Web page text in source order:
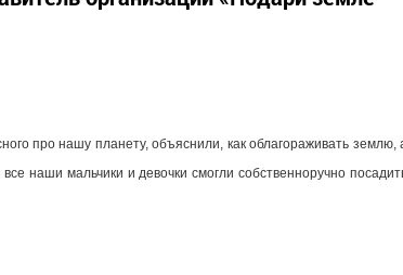
про нашу планету, объяснили, как облагораживать землю,
наши мальчики и девочки смогли собственноручно